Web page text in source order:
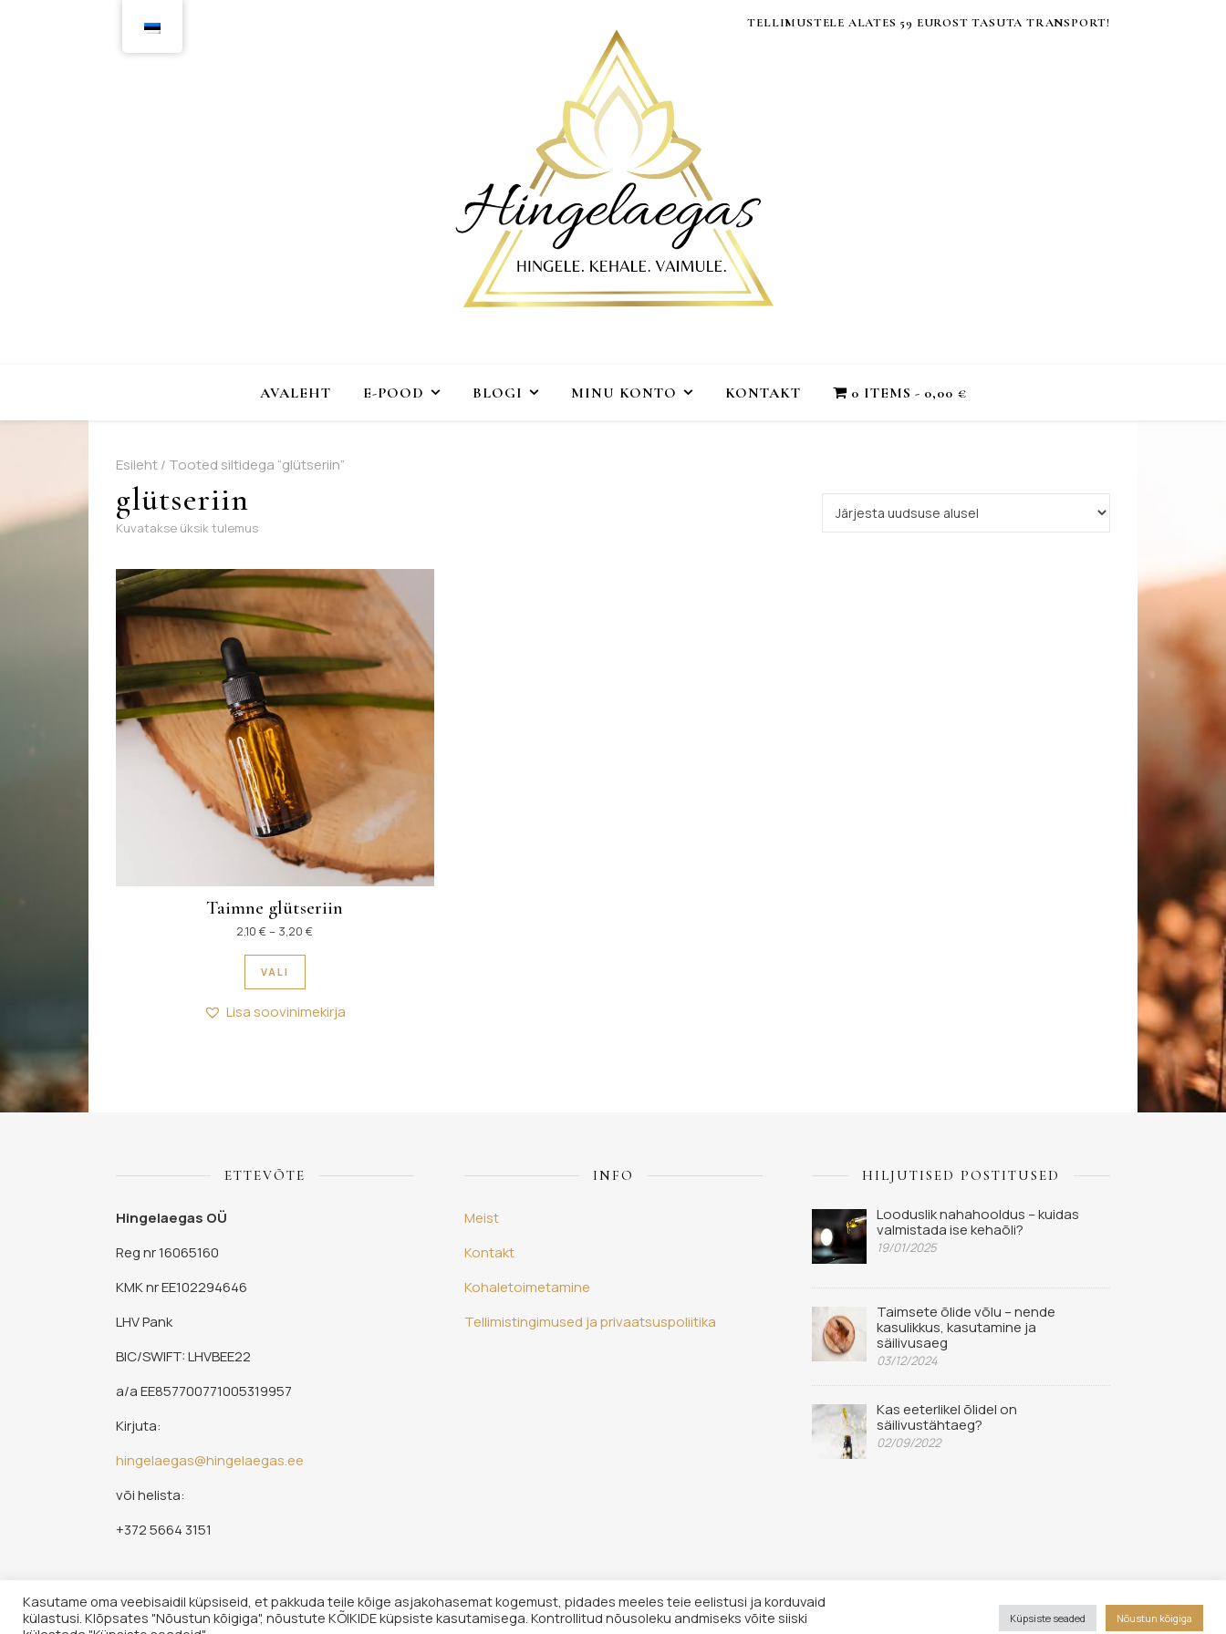
TELLIMUSTELE ALATES 59 EUROST TASUTA TRANSPORT!
AVALEHT E-POOD BLOGI MINU KONTO KONTAKT 0 ITEMS 0,00 €
Esileht/ Tooted siltidega “glütseriin”
glütseriin
Kuvatakse üksik tulemus
Taimne glütseriin
2,10€– 3,20€Hinnavahemik: 2,10 € kuni 3,20 €
VALI
Sellel tootel on mitu varianti. Valikuid saab teha tootelehel.
Lisa soovinimekirja
ETTEVÕTE
Hingelaegas OÜ
Reg nr 16065160
KMK nr EE102294646
LHV Pank
BIC/SWIFT: LHVBEE22
a/a EE857700771005319957
Kirjuta:
hingelaegas@hingelaegas.ee
või helista:
+372 5664 3151
INFO
Meist
Kontakt
Kohaletoimetamine
Tellimistingimused ja privaatsuspoliitika
HILJUTISED POSTITUSED
Looduslik nahahooldus – kuidas
valmistada ise kehaõli?
19/01/2025
Taimsete õlide võlu – nende
kasulikkus, kasutamine ja
säilivusaeg
03/12/2024
Kas eeterlikel õlidel on
säilivustähtaeg?
02/09/2022
© 2026 Hingelaegas OÜ. Kõik õigused kaitstud. Lehe sisu loata kopeerimine keelatud.
Kasutame oma veebisaidil küpsiseid, et pakkuda teile kõige asjakohasemat kogemust, pidades meeles teie eelistusi ja korduvaid
külastusi. Klõpsates "Nõustun kõigiga", nõustute KÕIKIDE küpsiste kasutamisega. Kontrollitud nõusoleku andmiseks võite siiski
Küpsiste seaded Nõustun kõigiga